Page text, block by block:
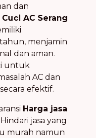
dan
AC Serang
menjamin
dan aman.
untuk
AC dan
efektif.
Harga jasa
Hindari jasa yang
murah namun